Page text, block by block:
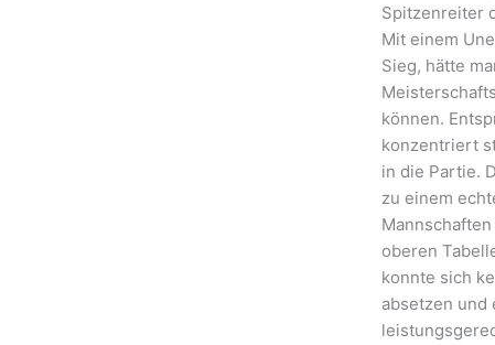
Spitzenreiter
Mit einem
Sieg, hätte
können.
konzentriert
in die Partie.
zu einem
oberen
konnte sich
absetzen und